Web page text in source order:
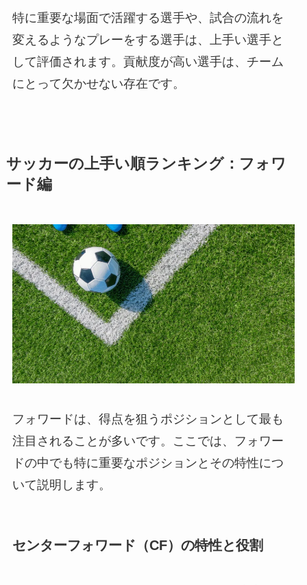
特に重要な場面で活躍する選手や、試合の流れを
変えるようなプレーをする選手は、上手い選手と
して評価されます。貢献度が高い選手は、チーム
にとって欠かせない存在です。
サッカーの上手い順ランキング：フォワ
ード編
フォワードは、得点を狙うポジションとして最も
注目されることが多いです。ここでは、フォワー
ドの中でも特に重要なポジションとその特性につ
いて説明します。
センターフォワード（CF）の特性と役割